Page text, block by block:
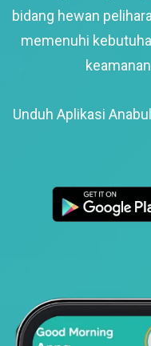
bidang hewan
memenuhi
Unduh Aplikasi